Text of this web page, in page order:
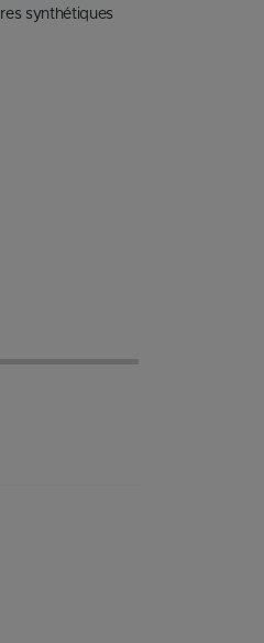
synthétiques